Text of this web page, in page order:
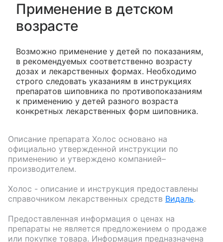
Применение в детском
возрасте
Возможно применение у детей по показаниям,
в рекомендуемых соответственно возрасту
дозах и лекарственных формах. Необходимо
строго следовать указаниям в инструкциях
препаратов шиповника по противопоказаниям
к применению у детей разного возраста
конкретных лекарственных форм шиповника.
Описание препарата Холос основано на
официально утвержденной инструкции по
применению и утверждено компанией–
производителем.
Холос - описание и инструкция предоставлены
справочником лекарственных средств Видаль.
Предоставленная информация о ценах на
препараты не является предложением о продаже
или покупке товара. Информация предназначена